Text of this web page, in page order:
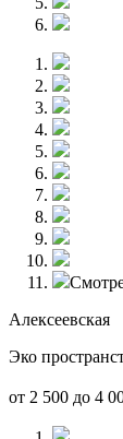
Алексеевская
Эко
от 2 500 до 4